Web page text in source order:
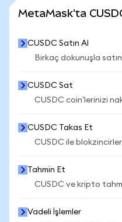
MetaMask'ta
CUSDC Satın Al
Birkaç dokunuşla satın
CUSDC Sat
CUSDC coin'lerinizi
CUSDC Takas Et
CUSDC ile
Tahmin Et
CUSDC ve kripto
Vadeli İşlemler